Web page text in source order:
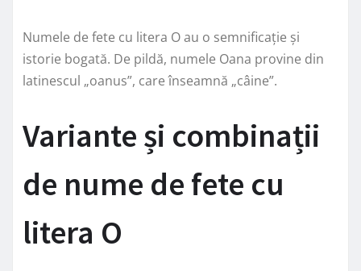
Numele de fete cu litera O au o semnificație și
istorie bogată. De pildă, numele Oana provine din
latinescul „oanus”, care înseamnă „câine”.
Variante și combinații
de nume de fete cu
litera O